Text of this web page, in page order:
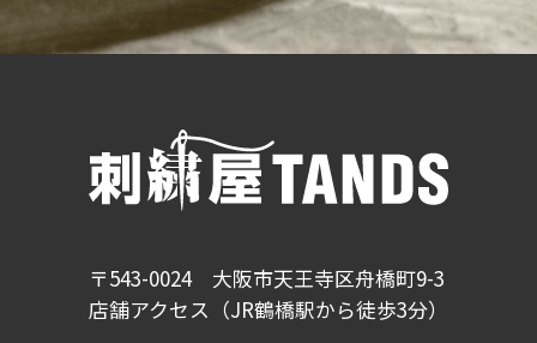
〒543-0024 大阪市天王寺区舟橋町9-3
店舗アクセス（JR鶴橋駅から徒歩3分）